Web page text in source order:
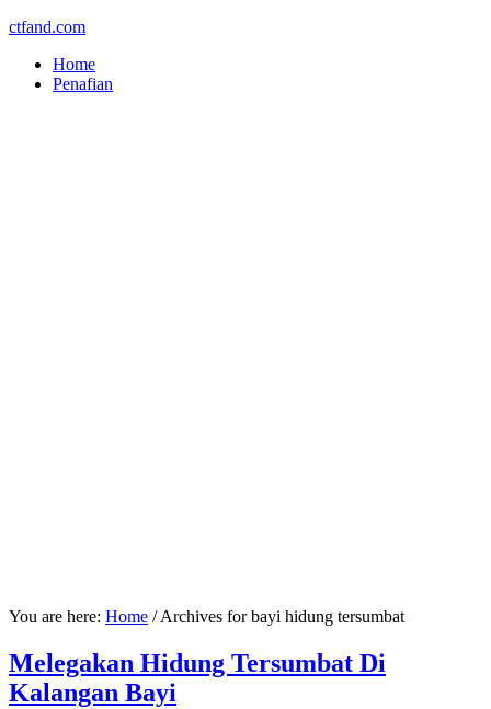
ctfand.com
Home
Penafian
You are here: Home /Archives for bayi hidung tersumbat
Melegakan Hidung Tersumbat Di
Kalangan Bayi